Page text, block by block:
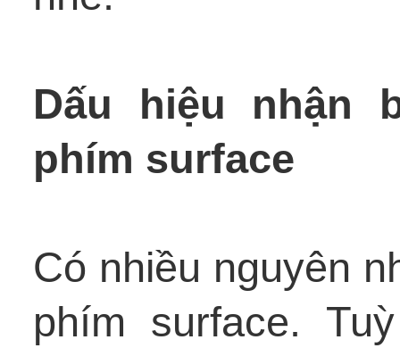
Dấu hiệu nhận
phím surface
Có nhiều nguyên
phím surface.